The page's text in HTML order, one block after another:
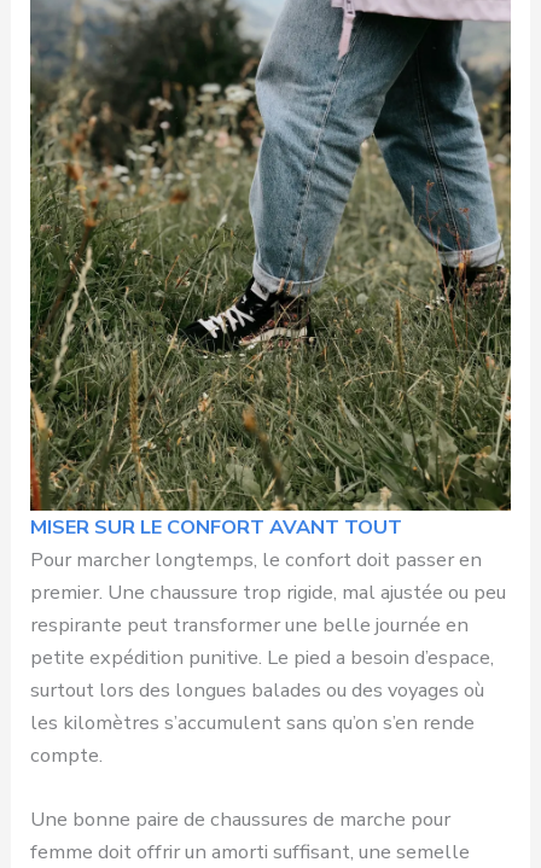
MISER SUR LE CONFORT AVANT TOUT
Pour marcher longtemps, le confort doit passer en
premier. Une chaussure trop rigide, mal ajustée ou peu
respirante peut transformer une belle journée en
petite expédition punitive. Le pied a besoin d’espace,
surtout lors des longues balades ou des voyages où
les kilomètres s’accumulent sans qu’on s’en rende
compte.
Une bonne paire de chaussures de marche pour
femme doit offrir un amorti suffisant, une semelle